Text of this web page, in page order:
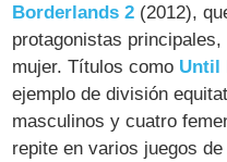
Borderlands 2 (2012),
protagonistas
mujer. Títulos como Until
ejemplo de división
masculinos y cuatro
repite en varios juegos